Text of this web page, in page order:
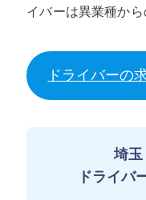
イバーは異業種から
ドライバーの
埼
ドライバ